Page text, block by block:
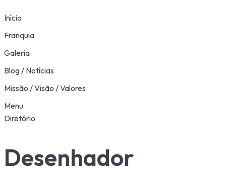
Início
Franquia
Galeria
Blog / Notícias
Missão / Visão / Valores
Menu
Diretório
Desenhador